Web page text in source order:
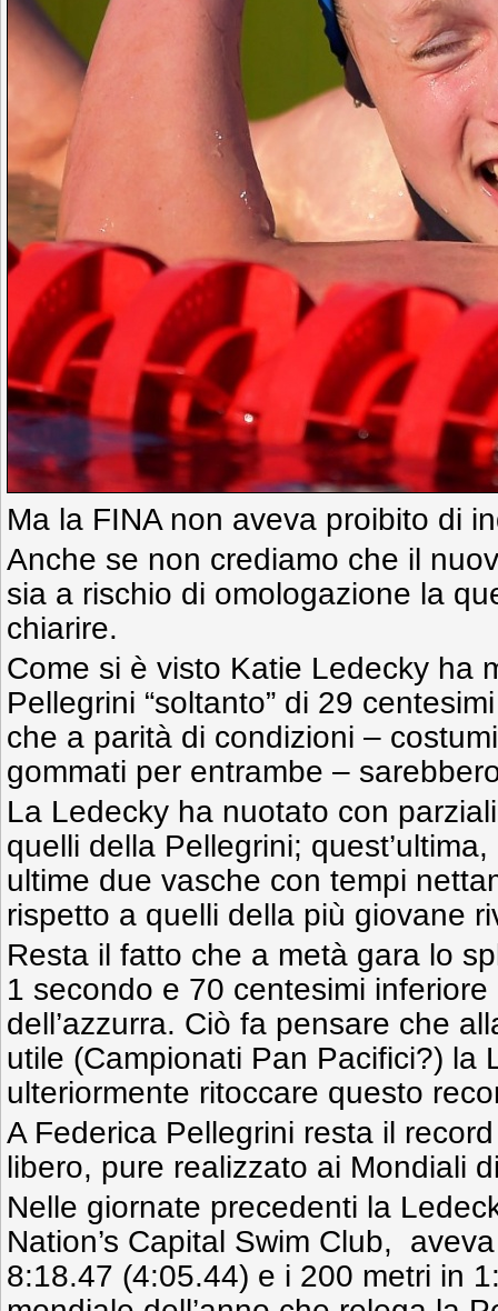
Ma la FINA non aveva proibito di
Anche se non crediamo che il
sia a rischio di omologazione la
chiarire.
Come si è visto Katie Ledecky ha
Pellegrini “soltanto” di 29
che a parità di condizioni –
gommati per entrambe –
La Ledecky ha nuotato con
quelli della Pellegrini;
ultime due vasche con tempi
rispetto a quelli della più giovane
Resta il fatto che a metà gara lo
1 secondo e 70 centesimi
dell’azzurra. Ciò fa pensare che
utile (Campionati Pan Pacifici?) la
ulteriormente ritoccare questo
A Federica Pellegrini resta il
libero, pure realizzato ai Mondiali
Nelle giornate precedenti la
Nation’s Capital Swim Club,
8:18.47 (4:05.44) e i 200 metri in